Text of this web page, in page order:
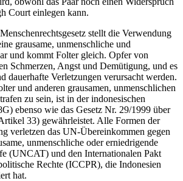
Court einlegen kann.
stellt die Verwendung
grausame, unmenschliche und
und kommt Folter gleich. Opfer von
Schmerzen, Angst und Demütigung, und es
dauerhafte Verletzungen verursacht werden.
und anderen grausamen, unmenschlichen
zu sein, ist in der indonesischen
ebenso wie das Gesetz Nr. 29/1999 über
33) gewährleistet. Alle Formen der
verletzen das UN-Übereinkommen gegen
unmenschliche oder erniedrigende
(UNCAT) und den Internationalen Pakt
Rechte (ICCPR), die Indonesien
hat.